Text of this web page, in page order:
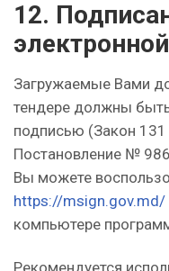
12.
Загружаемые Вами
тендере должны
подписью (Закон 131
Постановление №
Вы можете
https://msign.gov.md/
компьютере
Рекомендуется